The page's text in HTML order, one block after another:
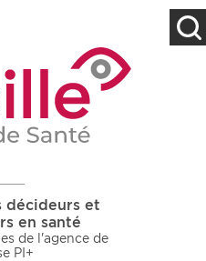
décideurs et
en santé
de l'agence de
PI+
Type d'information
Rendez-vous